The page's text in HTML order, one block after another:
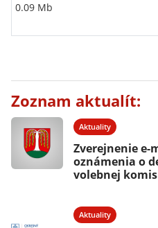
0.09 Mb
Zoznam aktualít:
Aktuality
Zverejnenie e-
oznámenia o
volebnej
Aktuality